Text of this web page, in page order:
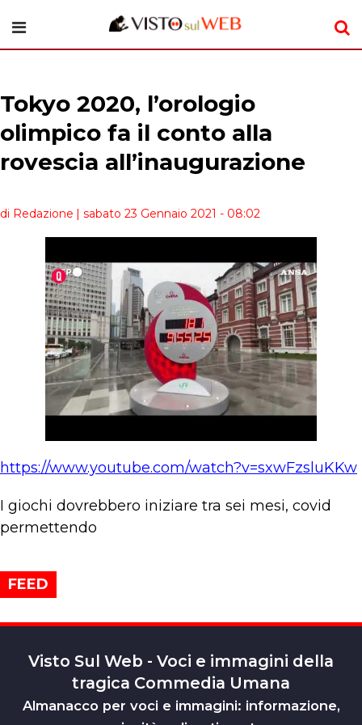
Tokyo 2020, l’orologio
olimpico fa il conto alla
rovescia all’inaugurazione
di Redazione | sabato 23 Gennaio 2021 - 08:02
https://www.youtube.com/watch?v=sxwFzsluKKw
I giochi dovrebbero iniziare tra sei mesi, covid
permettendo
FEED
Visto Sul Web - Voci e immagini della
tragica Commedia Umana
Almanacco per voci e immagini: informazione,